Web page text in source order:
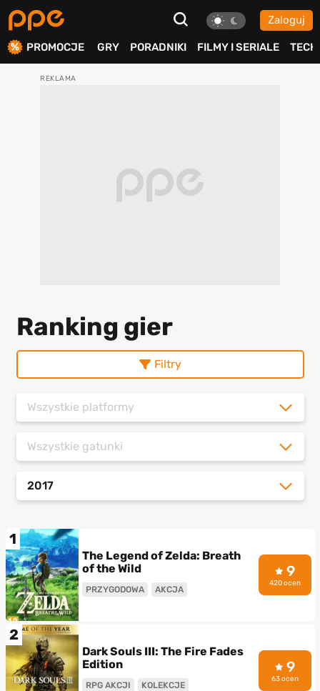
Zaloguj
PROMOCJE GRY PORADNIKI FILMY I SERIALE TECH
Ranking gier
Filtry
Wszystkie platformy
Wszystkie gatunki
2017
1
The Legend of Zelda: Breath
of the Wild
PRZYGODOWA AKCJA
9
420 ocen
2
Dark Souls III: The Fire Fades
Edition
RPG AKCJI KOLEKCJE
9
63 ocen